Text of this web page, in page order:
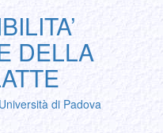
DELLA
di Padova